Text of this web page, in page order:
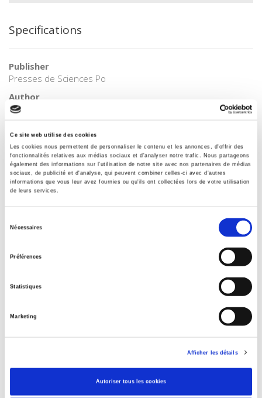
Ce site web utilise des cookies
Les cookies nous permettent de personnaliser le contenu et les annonces, d'offrir des
fonctionnalités relatives aux médias sociaux et d'analyser notre trafic. Nous partageons
également des informations sur l'utilisation de notre site avec nos partenaires de médias
sociaux, de publicité et d'analyse, qui peuvent combiner celles-ci avec d'autres
informations que vous leur avez fournies ou qu'ils ont collectées lors de votre utilisation
de leurs services.
Nécessaires
Préférences
Statistiques
Marketing
Afficher les détails
Autoriser tous les cookies
Specifications
Publisher
Presses de Sciences Po
Author
Jean Touchard
Académique
Language
French
Tags
Publisher Category
3283 SCIENCES POLITIQUES
Presses de Sciences Po